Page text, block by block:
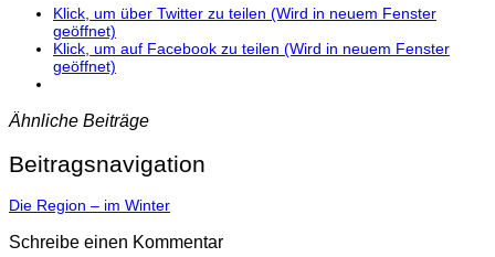
Klick, um über Twitter zu teilen (Wird in neuem Fenster
geöffnet)
Klick, um auf Facebook zu teilen (Wird in neuem Fenster
geöffnet)
Ähnliche Beiträge
Beitragsnavigation
Die Region – im Winter
Schreibe einen Kommentar